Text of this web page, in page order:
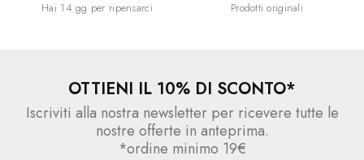
Hai 14 gg per ripensarci Prodotti originali
OTTIENI IL 10% DI SCONTO*
Iscriviti alla nostra newsletter per ricevere tutte le
nostre offerte in anteprima.
*ordine minimo 19€